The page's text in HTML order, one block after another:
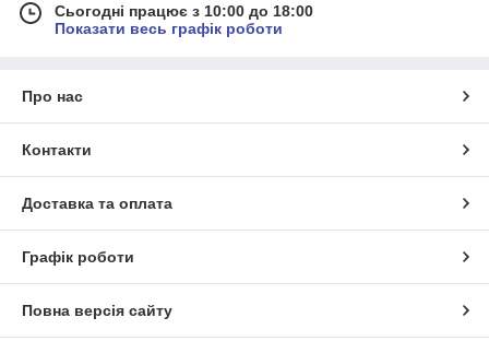
Сьогодні працює з 10:00 до 18:00
Показати весь графік роботи
Про нас
Контакти
Доставка та оплата
Графік роботи
Повна версія сайту